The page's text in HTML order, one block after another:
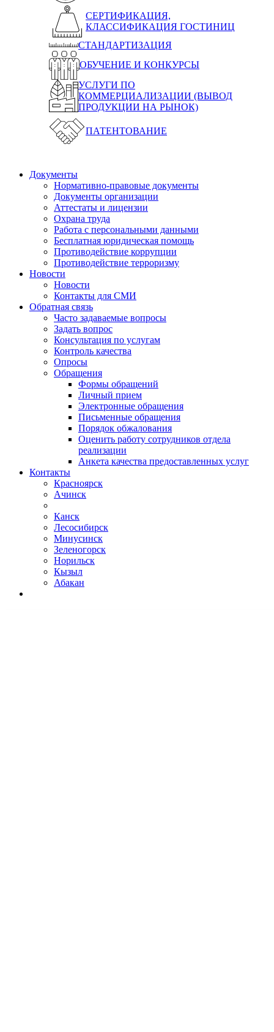
СЕРТИФИКАЦИЯ,
КЛАССИФИКАЦИЯ ГОСТИНИЦ
СТАНДАРТИЗАЦИЯ
ОБУЧЕНИЕ И КОНКУРСЫ
УСЛУГИ ПО
КОММЕРЦИАЛИЗАЦИИ (ВЫВОД
ПРОДУКЦИИ НА РЫНОК)
ПАТЕНТОВАНИЕ
Документы
Нормативно-правовые документы
Документы организации
Аттестаты и лицензии
Охрана труда
Работа с персональными данными
Бесплатная юридическая помощь
Противодействие коррупции
Противодействие терроризму
Новости
Новости
Контакты для СМИ
Обратная связь
Часто задаваемые вопросы
Задать вопрос
Консультация по услугам
Контроль качества
Опросы
Обращения
Формы обращений
Личный прием
Электронные обращения
Письменные обращения
Порядок обжалования
Оценить работу сотрудников отдела
реализации
Анкета качества предоставленных услуг
Контакты
Красноярск
Ачинск
Канск
Лесосибирск
Минусинск
Зеленогорск
Норильск
Кызыл
Абакан